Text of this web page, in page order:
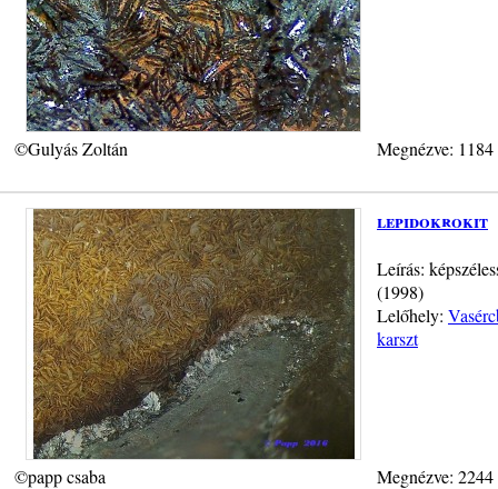
©Gulyás Zoltán Megnézve:
lepidokrokit
Leírás:
(1998)
Lelőhely:
karszt
©papp csaba Megnézve: